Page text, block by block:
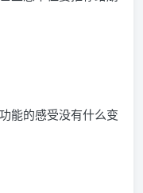
能的感受没有什么变